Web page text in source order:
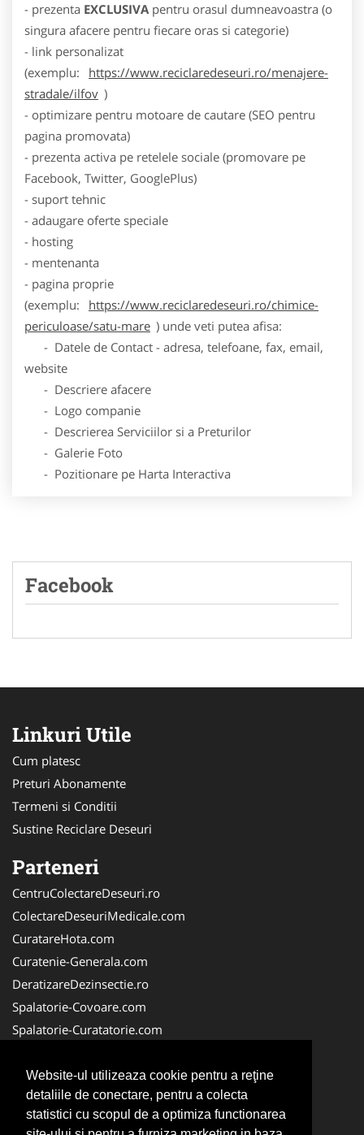
Website-ul utilizeaza cookie pentru a reţine
detaliile de conectare, pentru a colecta
statistici cu scopul de a optimiza functionarea
- prezenta EXCLUSIVApentru orasul dumneavoastra (o
singura afacere pentru fiecare oras si categorie)
- link personalizat
(exemplu:
https://www.reciclaredeseuri.ro/menajere-
stradale/ilfov )
- optimizare pentru motoare de cautare (SEO pentru
pagina promovata)
- prezenta activa pe retelele sociale (promovare pe
Facebook, Twitter, GooglePlus)
- suport tehnic
- adaugare oferte speciale
- hosting
- mentenanta
- pagina proprie
(exemplu:
https://www.reciclaredeseuri.ro/chimice-
periculoase/satu-mare ) unde veti putea afisa:
- Datele de Contact - adresa, telefoane, fax, email,
website
- Descriere afacere
- Logo companie
- Descrierea Serviciilor si a Preturilor
- Galerie Foto
- Pozitionare pe Harta Interactiva
Facebook
Linkuri Utile
Cum platesc
Preturi Abonamente
Termeni si Conditii
Sustine Reciclare Deseuri
Parteneri
CentruColectareDeseuri.ro
ColectareDeseuriMedicale.com
CuratareHota.com
Curatenie-Generala.com
DeratizareDezinsectie.ro
Spalatorie-Covoare.com
Spalatorie-Curatatorie.com
FirmaDeratizare.ro
Service-Reparatii.com
Servicii-DDD.com